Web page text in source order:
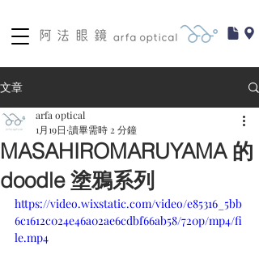
文章
MASAHIROMARUYAMA 的
doodle 塗鴉系列
arfa optical
1月19日 讀畢需時 2 分鐘
https://video.wixstatic.com/video/e85316_5bb
6c1612c024e46a02ae6cdbf66ab58/720p/mp4/fi
le.mp4